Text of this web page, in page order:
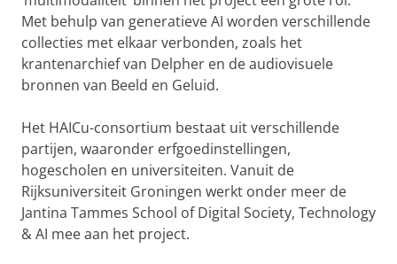
Met behulp van generatieve AI worden verschillende
collecties met elkaar verbonden, zoals het
krantenarchief van Delpher en de audiovisuele
bronnen van Beeld en Geluid.
Het HAICu-consortium bestaat uit verschillende
partijen, waaronder erfgoedinstellingen,
hogescholen en universiteiten. Vanuit de
Rijksuniversiteit Groningen werkt onder meer de
Jantina Tammes School of Digital Society, Technology
& AI mee aan het project.